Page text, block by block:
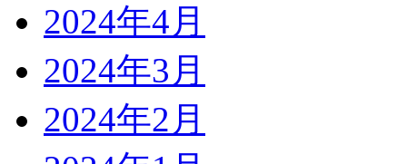
2024年4月
2024年3月
2024年2月